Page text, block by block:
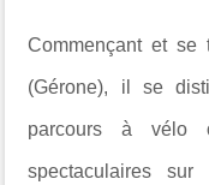
Commençant et se
(Gérone), il se
parcours à vélo
spectaculaires